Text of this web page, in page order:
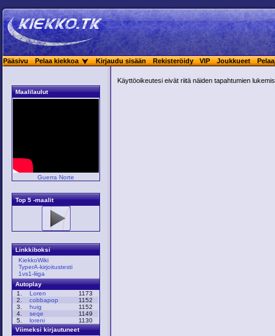
Pääsivu Pelaa kiekkoa Kirjaudu sisään Rekisteröidy VIP Joukkueet
Maalilaulut
Guerra Norte
Top 5 -maalit
Linkkiboksi
KiekkoWiki
TyperA-kirjoitustesti
1vs1-liiga
Autoplay
1.
Loren
1173
2.
cobbapop
1152
3.
huig
1152
4.
seqe
1149
5.
loreni
1130
Viimeksi kirjautuneet
Käyttöoikeutesi eivät riitä näiden tapahtumien